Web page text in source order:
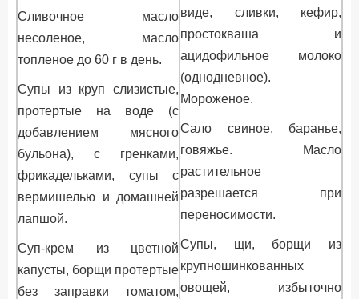
Сливочное масло
несоленое, масло
топленое до 60 г в день.
Супы из круп слизистые,
протертые на воде (с
добавлением мясного
бульона), с гренками,
фрикадельками, супы с
вермишелью и домашней
лапшой.
Суп-крем из цветной
капусты, борщи протертые
без заправки томатом,
виде, сливки, кефир,
простокваша и
ацидофильное молоко
(однодневное).
Мороженое.
Сало свиное, баранье,
говяжье. Масло
растительное
разрешается при
переносимости.
Супы, щи, борщи из
крупношинкованных
овощей, избыточно